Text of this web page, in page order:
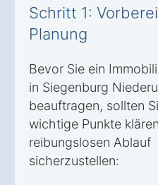
Schritt 1:
Planung
Bevor Sie ein
in Siegenburg
beauftragen, sollten
wichtige Punkte
reibungslosen Ablauf
sicherzustellen: